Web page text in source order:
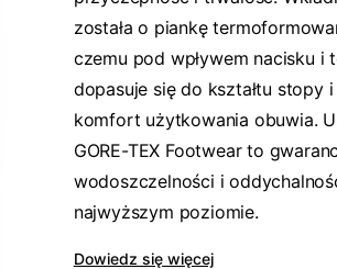
została o piankę
czemu pod wpływem nacisku i
dopasuje się do kształtu stopy
komfort użytkowania obuwia.
GORE-TEX Footwear to
wodoszczelności i
najwyższym poziomie.
Dowiedz się więcej